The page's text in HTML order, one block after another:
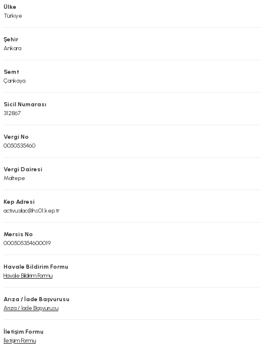
Ülke
Türkiye
Şehir
Ankara
Semt
Çankaya
Sicil Numarası
312867
Vergi No
0050535460
Vergi Dairesi
Maltepe
Kep Adresi
activusilac@hs01.kep.tr
Mersis No
000505354600019
Havale Bildirim Formu
Havale Bildirim Formu
Arıza / İade Başvurusu
Arıza / İade Başvurusu
İletişim Formu
İletişim Formu